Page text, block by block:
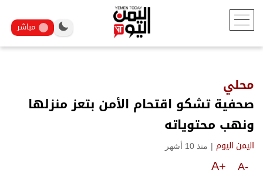
مباشر
محلي
صحفية تشكو اقتحام الأمن بتعز منزلها
ونهب محتوياته
اليمن اليوم | منذ 10 أشهر
A-
A+